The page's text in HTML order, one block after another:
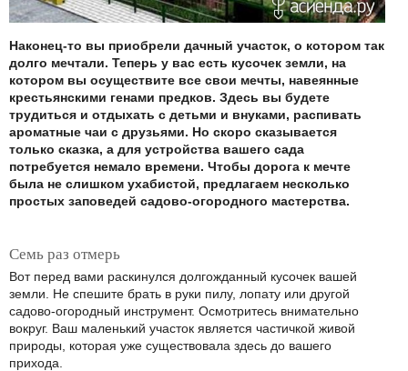
Наконец-то вы приобрели дачный участок, о котором так
долго мечтали. Теперь у вас есть кусочек земли, на
котором вы осуществите все свои мечты, навеянные
крестьянскими генами предков. Здесь вы будете
трудиться и отдыхать с детьми и внуками, распивать
ароматные чаи с друзьями. Но скоро сказывается
только сказка, а для устройства вашего сада
потребуется немало времени. Чтобы дорога к мечте
была не слишком ухабистой, предлагаем несколько
простых заповедей садово-огородного мастерства.
Семь раз отмерь
Вот перед вами раскинулся долгожданный кусочек вашей
земли. Не спешите брать в руки пилу, лопату или другой
садово-огородный инструмент. Осмотритесь внимательно
вокруг. Ваш маленький участок является частичкой живой
природы, которая уже существовала здесь до вашего
прихода.